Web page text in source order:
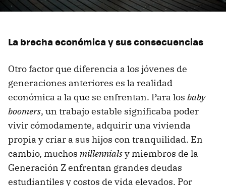
La brecha económica y sus consecuencias
Otro factor que diferencia a los jóvenes de
generaciones anteriores es la realidad
económica a la que se enfrentan. Para los baby
boomers, un trabajo estable significaba poder
vivir cómodamente, adquirir una vivienda
propia y criar a sus hijos con tranquilidad. En
cambio, muchos millennialsy miembros de la
Generación Z enfrentan grandes deudas
estudiantiles y costos de vida elevados. Por